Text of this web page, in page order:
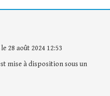
28 août 2024 12:53
mise à disposition sous un